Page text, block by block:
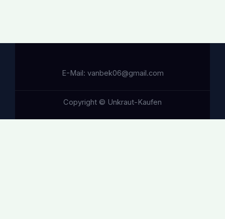
E-Mail: vanbek06@gmail.com
Copyright © Unkraut-Kaufen